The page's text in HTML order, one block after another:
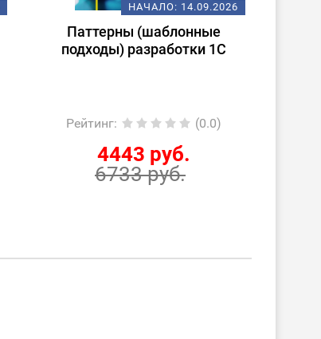
НАЧАЛО: 14.09.2026
Паттерны (шаблонные
подходы) разработки 1С
Рейтинг: (0.0)
4443 руб.
6733 руб.